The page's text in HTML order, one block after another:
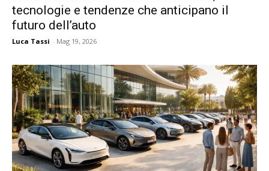
tecnologie e tendenze che anticipano il
futuro dell’auto
Luca Tassi - Mag 19, 2026